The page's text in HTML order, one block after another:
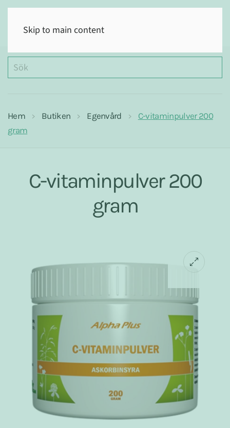
Skip to main content
Hem Butiken Egenvård
C-vitaminpulver 200
gram
C-vitaminpulver 200
gram